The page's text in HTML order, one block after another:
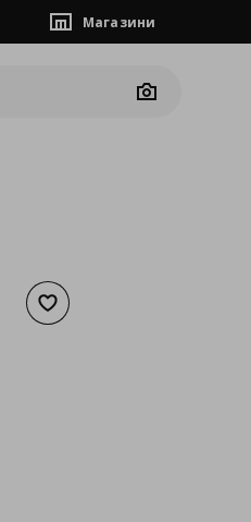
Магазини
Camera
Добави към списъка с